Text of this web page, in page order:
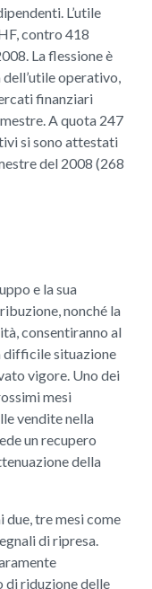
L’utile
contro 418
La flessione è
operativo,
finanziari
A quota 247
si sono attestati
del 2008 (268
e la sua
nonché la
consentiranno al
difficile situazione
vigore. Uno dei
mesi
vendite nella
un recupero
della
due, tre mesi come
di ripresa.
di riduzione delle